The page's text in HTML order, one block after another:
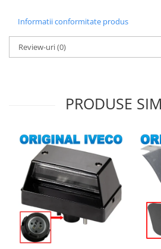
Informatii conformitate produs
Review-uri(0)
PRODUSE